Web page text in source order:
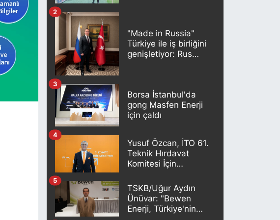
"Made in Russia"
Türkiye ile iş birliğini
genişletiyor: Rus
2
Borsa İstanbul'da
gong Masfen Enerji
için çaldı
3
Yusuf Özcan, İTO 61.
Teknik Hırdavat
Komitesi İçin
4
TSKB/Uğur Aydın
Ünüvar: "Bewen
Enerji, Türkiye'nin
5